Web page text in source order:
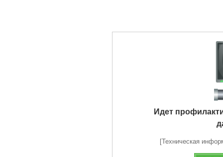
Идет
[Техническая